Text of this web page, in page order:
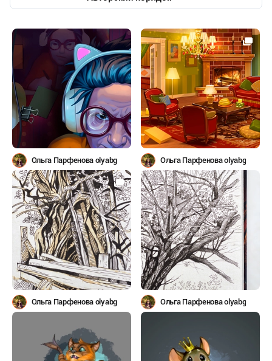
Ольга Парфенова olyabg Ольга Парфенова olyabg
Ольга Парфенова olyabg Ольга Парфенова olyabg